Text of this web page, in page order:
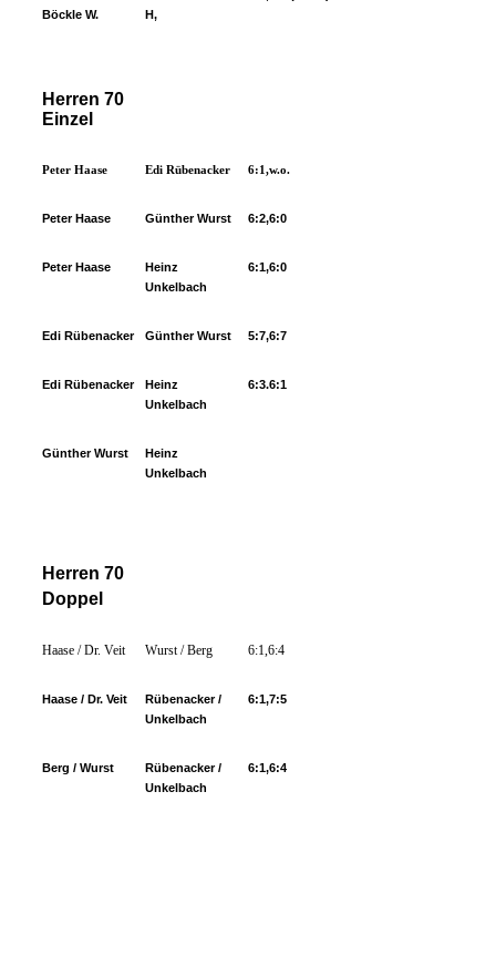
Böckle W.
H,
Herren 70
Einzel
Peter Haase Edi Rübenacker 6:1,w.o.
Peter Haase Günther Wurst 6:2,6:0
Peter Haase
Heinz
Unkelbach
6:1,6:0
Edi Rübenacker Günther Wurst 5:7,6:7
Edi Rübenacker
Heinz
Unkelbach
6:3.6:1
Günther Wurst
Heinz
Unkelbach
Herren 70
Doppel
Haase / Dr. Veit Wurst / Berg 6:1,6:4
Haase / Dr. Veit
Rübenacker /
Unkelbach
6:1,7:5
Berg / Wurst
Rübenacker /
Unkelbach
6:1,6:4